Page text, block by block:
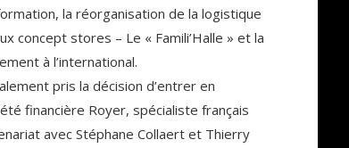
la réorganisation de la logistique
concept stores – Le « Famili’Halle » et la
à l’international.
pris la décision d’entrer en
financière Royer, spécialiste français
avec Stéphane Collaert et Thierry